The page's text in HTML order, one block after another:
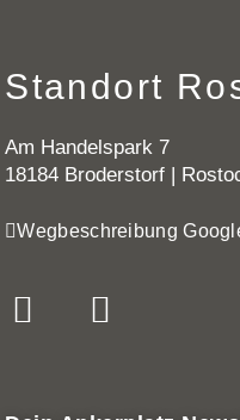
Standort
Am Handelspark 7
18184 Broderstorf |
Wegbeschreibung